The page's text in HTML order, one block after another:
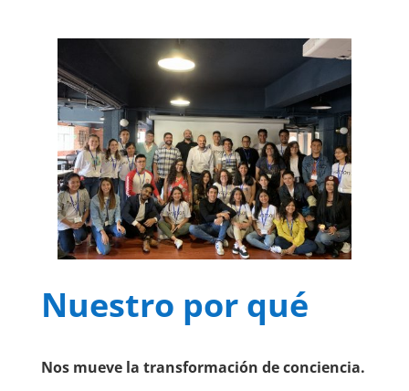
Nuestro por qué
Nos mueve la transformación de conciencia.